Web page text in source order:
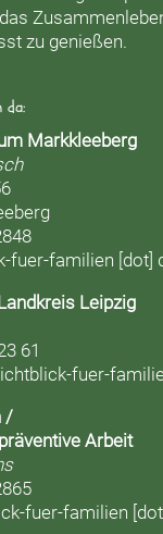
zu genießen.
Markkleeberg
fuer-familien [dot]
Leipzig
61
fuer-
/
Arbeit
fuer-familien